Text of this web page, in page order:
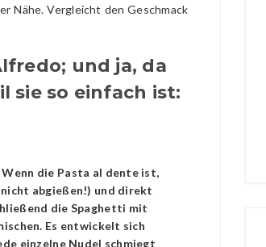
Nähe. Vergleicht den Geschmack
und ja, da
sie so einfach ist:
die Pasta al dente ist,
abgießen!) und direkt
die Spaghetti mit
Es entwickelt sich
einzelne Nudel schmiegt